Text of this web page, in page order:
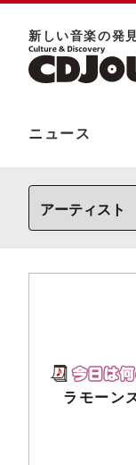
新しい⾳楽の発
ニュース
ラモーン